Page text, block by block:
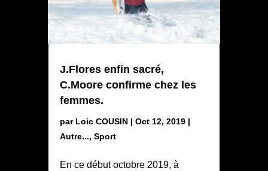
J.Flores enfin sacré,
C.Moore confirme chez les
femmes.
par Loic COUSIN| Oct 12, 2019|
Autre..., Sport
En ce début octobre 2019, à